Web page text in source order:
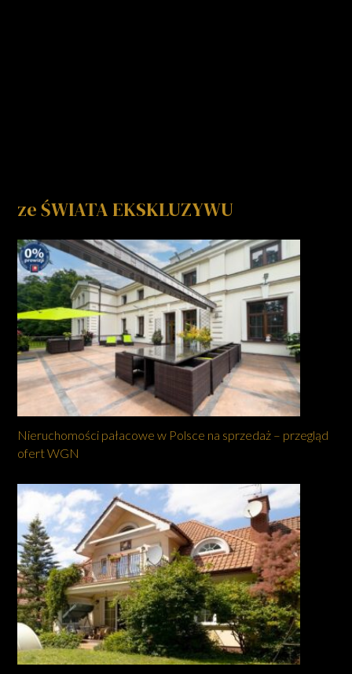
ze ŚWIATA EKSKLUZYWU
Nieruchomości pałacowe w Polsce na sprzedaż – przegląd
ofert WGN